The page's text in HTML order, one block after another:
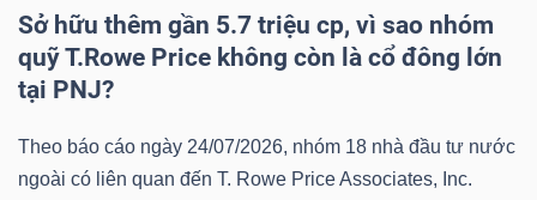
Sở hữu thêm gần 5.7 triệu cp, vì sao nhóm
quỹ T.Rowe Price không còn là cổ đông lớn
tại PNJ?
Theo báo cáo ngày 24/07/2026, nhóm 18 nhà đầu tư nước
ngoài có liên quan đến T. Rowe Price Associates, Inc.